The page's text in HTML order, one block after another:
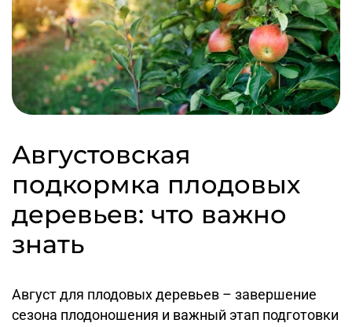
Августовская
подкормка плодовых
деревьев: что важно
знать
Август для плодовых деревьев – завершение
сезона плодоношения и важный этап подготовки